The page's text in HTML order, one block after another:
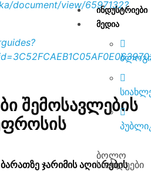
ᲘᲜᲓᲣᲡᲢᲠᲘᲔᲑᲘ
ᲛᲔᲓᲘᲐ
ბოლო
სიახლეები
შემოსავლების